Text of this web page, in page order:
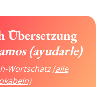
Übersetzung
(ayudarle)
Wortschatz(alle